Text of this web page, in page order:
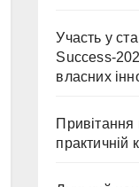
Участь у
Success-
власних
Привітання